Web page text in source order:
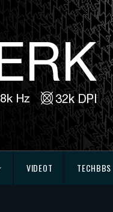
VIDEOT TECHBBS